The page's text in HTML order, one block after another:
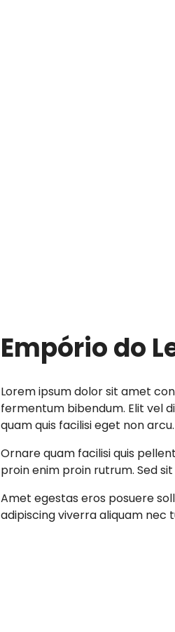
Empório do
Lorem ipsum dolor sit amet
fermentum bibendum. Elit vel
quam quis facilisi eget non arcu.
Ornare quam facilisi quis
proin enim proin rutrum. Sed
Amet egestas eros posuere
adipiscing viverra aliquam nec